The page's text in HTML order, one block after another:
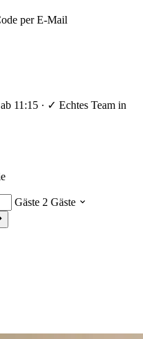
per E-Mail
11:15 · ✓ Echtes Team in
Gäste 2 Gäste